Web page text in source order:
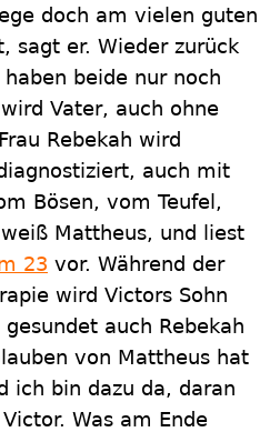
doch am vielen guten
sagt er. Wieder zurück
beide nur noch
Vater, auch ohne
Rebekah wird
auch mit
Bösen, vom Teufel,
Mattheus, und liest
23 vor. Während der
wird Victors Sohn
auch Rebekah
von Mattheus hat
ich bin dazu da, daran
Was am Ende